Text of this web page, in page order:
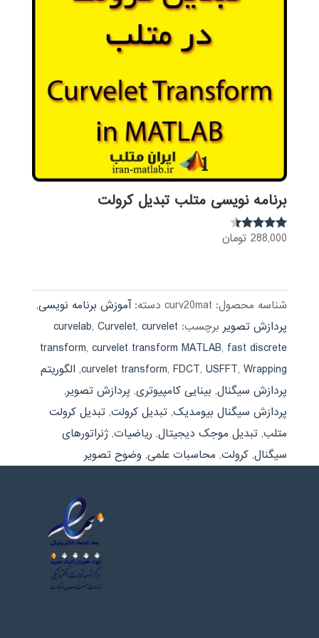
برنامه نویسی متلب تبدیل کرولت
نمره
288,000 تومان
شناسه محصول: curv20mat دسته:آموزش برنامه نویسی,
پردازش تصویر برچسب: curvelab,Curvelet,curvelet
transform,curvelet transform MATLAB, fast discrete
curvelet transform,FDCT,USFFT,Wrapping
, الگوریتم
پردازش سیگنال, بینایی کامپیوتری, پردازش تصویر,
پردازش سیگنال بیومدیک, تبدیل کرولت, تبدیل کرولت
متلب, تبدیل موجک دیجیتال, ریاضیات, ژنراتورهای
سیگنال, کرولت, محاسبات علمی, وضوح تصویر